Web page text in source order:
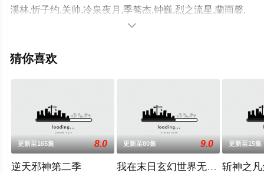
溪林,忻子约,关帅,冷泉夜月,季骜杰,钟巍,烈之流星,蘭雨馨,
张妮,徐翔,Akira明,柳知萧等演员精彩演绎的中国大陆动
视，更多相关信息可移步至豆瓣动漫、电视猫或剧情网等

猜你喜欢
更新至165集 8.0
逆天邪神第二季
更新至80集 9.0
我在末日玄幻世界无敌了
更新至15集
斩神之